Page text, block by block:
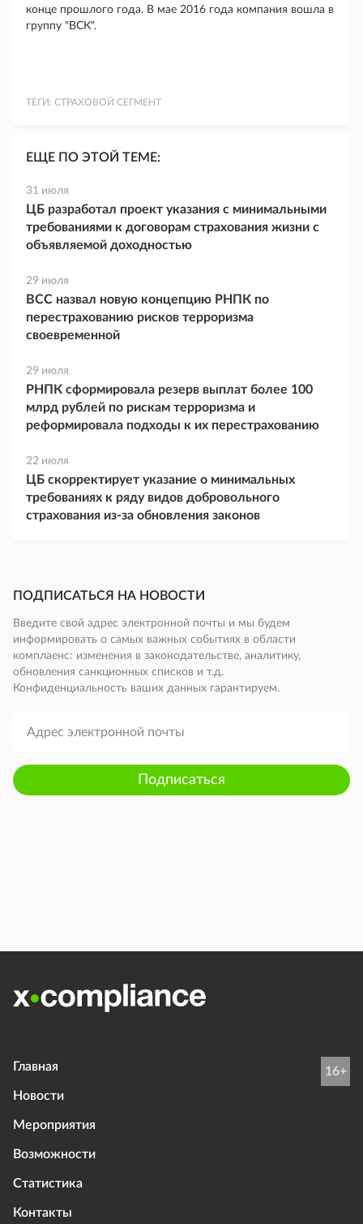
конце прошлого года. В мае 2016 года компания вошла в
группу "ВСК".
ТЕГИ: СТРАХОВОЙ СЕГМЕНТ
ЕЩЕ ПО ЭТОЙ ТЕМЕ:
31 июля
ЦБ разработал проект указания с минимальными
требованиями к договорам страхования жизни с
объявляемой доходностью
29 июля
ВСС назвал новую концепцию РНПК по
перестрахованию рисков терроризма
своевременной
29 июля
РНПК сформировала резерв выплат более 100
млрд рублей по рискам терроризма и
реформировала подходы к их перестрахованию
22 июля
ЦБ скорректирует указание о минимальных
требованиях к ряду видов добровольного
страхования из-за обновления законов
ПОДПИСАТЬСЯ НА НОВОСТИ
Введите свой адрес электронной почты и мы будем
информировать о самых важных событиях в области
комплаенс: изменения в законодательстве, аналитику,
обновления санкционных списков и т.д.
Конфиденциальность ваших данных гарантируем.
Подписаться
Главная
Новости
Мероприятия
Возможности
Статистика
Контакты
16+